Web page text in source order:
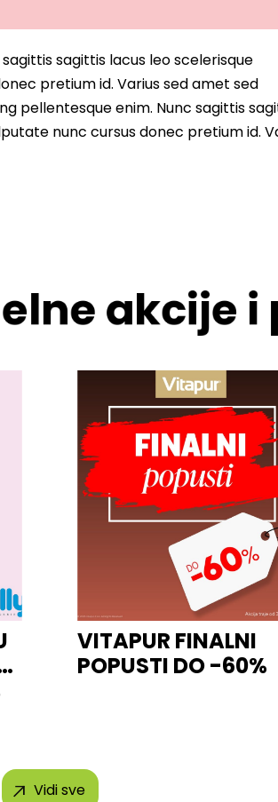
sagittis lacus leo scelerisque
pretium id. Varius sed amet sed
pellentesque enim. Nunc sagittis
nunc cursus donec pretium id.
akcije i
VITAPUR FINALNI
POPUSTI DO -60%
Vidi sve